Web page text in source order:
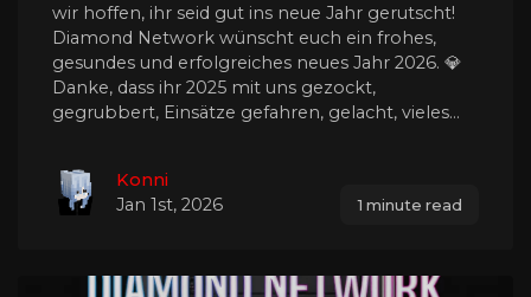
wir hoffen, ihr seid gut ins neue Jahr gerutscht!
Diamond Network wünscht euch ein frohes,
gesundes und erfolgreiches neues Jahr 2026. 💎
Danke, dass ihr 2025 mit uns gezockt,
gegrubbert, Einsätze gefahren, gelacht, vieles...
Konni
Jan 1st, 2026
1 minute read